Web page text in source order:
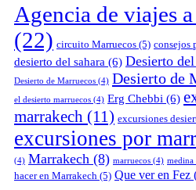
Agencia de viajes
(22) circuito Marruecos (5) consejos
desierto del sahara (6) Desierto
Desierto de Marruecos (4) Desierto de
el desierto marruecos (4) Erg Chebbi (6)
marrakech (11) excursiones
excursiones por
(4) Marrakech (8) marruecos (4) medina
hacer en Marrakech (5) Que ver en Fez